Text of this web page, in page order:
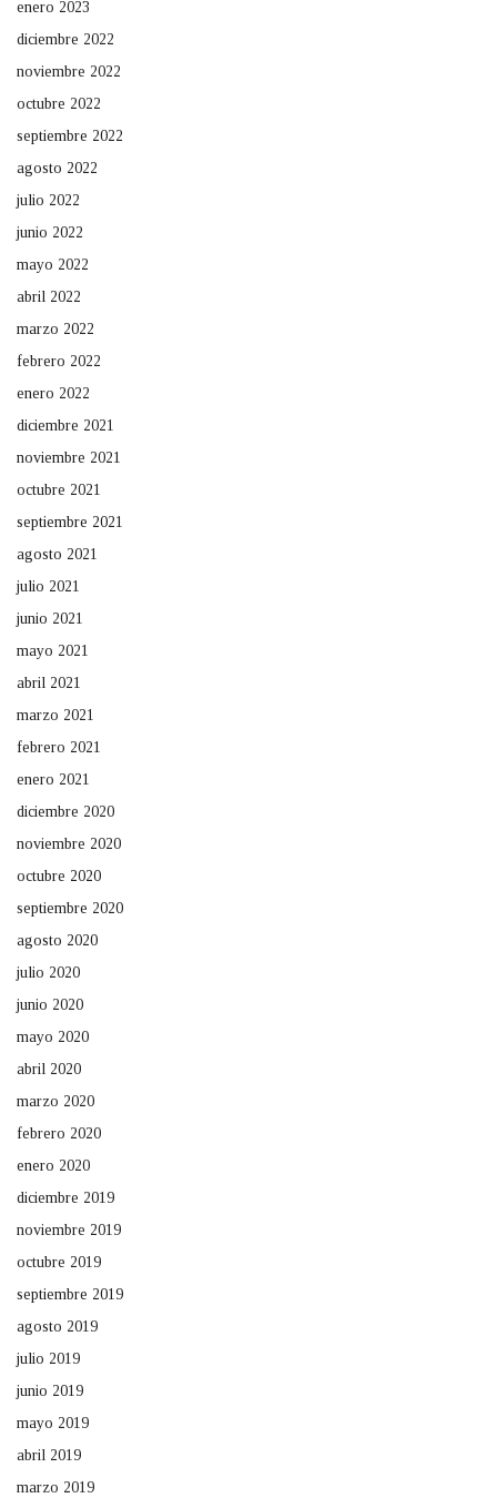
enero 2023
diciembre 2022
noviembre 2022
octubre 2022
septiembre 2022
agosto 2022
julio 2022
junio 2022
mayo 2022
abril 2022
marzo 2022
febrero 2022
enero 2022
diciembre 2021
noviembre 2021
octubre 2021
septiembre 2021
agosto 2021
julio 2021
junio 2021
mayo 2021
abril 2021
marzo 2021
febrero 2021
enero 2021
diciembre 2020
noviembre 2020
octubre 2020
septiembre 2020
agosto 2020
julio 2020
junio 2020
mayo 2020
abril 2020
marzo 2020
febrero 2020
enero 2020
diciembre 2019
noviembre 2019
octubre 2019
septiembre 2019
agosto 2019
julio 2019
junio 2019
mayo 2019
abril 2019
marzo 2019